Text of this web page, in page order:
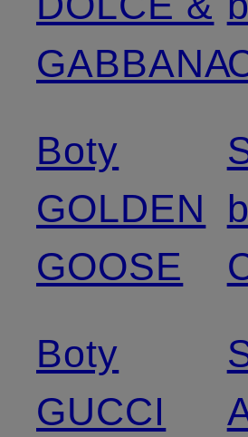
GABBANA
Boty
GOLDEN
GOOSE
Boty
GUCCI